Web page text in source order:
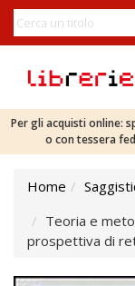
Per gli acquisti online:
o con tessera
Home
Teoria e
prospettiva di